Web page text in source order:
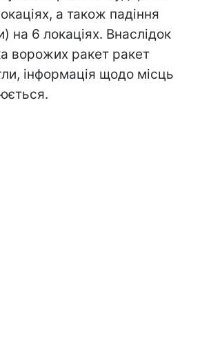
а також падіння
на 6 локаціях. Внаслідок
ворожих ракет ракет
інформація щодо місць